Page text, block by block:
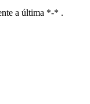
a última *-* .